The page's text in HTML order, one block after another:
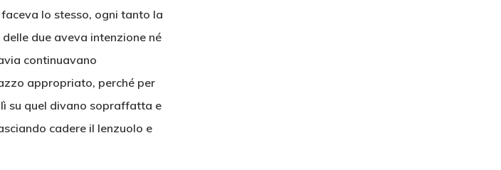
lo stesso, ogni tanto la
due aveva intenzione né
continuavano
appropriato, perché per
su quel divano sopraffatta e
cadere il lenzuolo e